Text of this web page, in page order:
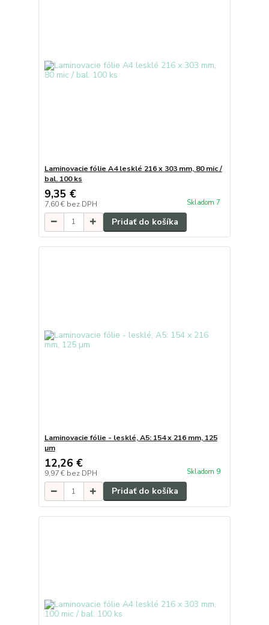
Laminovacie fólie A4 lesklé 216 x 303 mm, 80 mic /
bal. 100 ks
9,35 €
7,60 € bez DPH Skladom 7
Pridať do košíka
Laminovacie fólie - lesklé, A5: 154 x 216 mm, 125
µm
12,26 €
9,97 € bez DPH Skladom 9
Pridať do košíka